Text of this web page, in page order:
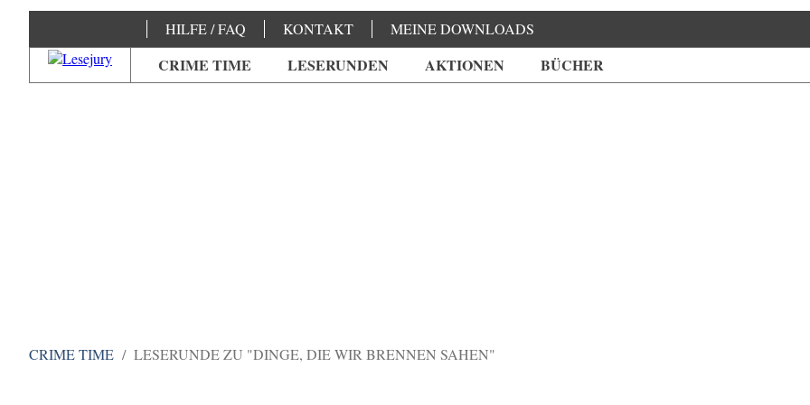
HILFE / FAQ KONTAKT MEINE DOWNLOADS
CRIME TIME LESERUNDEN AKTIONEN BÜCHER
CRIME TIME LESERUNDE ZU "DINGE, DIE WIR BRENNEN SAHEN"